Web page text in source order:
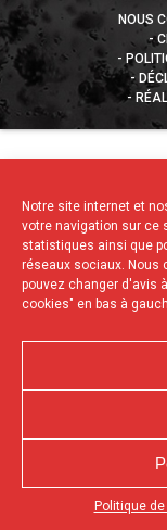
Notre site internet et
votre navigation sur ce
statistiques ainsi que
réseaux sociaux. Nous
pouvez changer d'avis
cookies" en bas à
Politique
Appuyez sur le
NOUS